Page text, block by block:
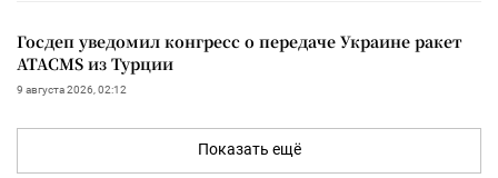
Госдеп уведомил конгресс о передаче Украине ракет
ATACMS из Турции
9 августа 2026, 02:12
Показать ещё